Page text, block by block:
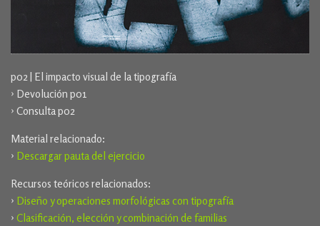
p02 | El impacto visual de la tipografía
› Devolución p01
› Consulta p02
Material relacionado:
› Descargar pauta del ejercicio
Recursos teóricos relacionados:
› Diseño y operaciones morfológicas con tipografía
› Clasificación, elección y combinación de familias